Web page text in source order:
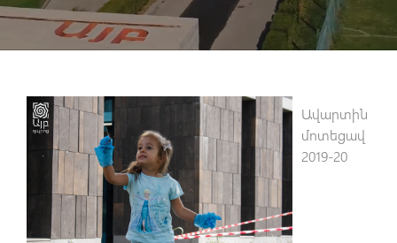
Ավարտին
մոտեցավ
2019-20